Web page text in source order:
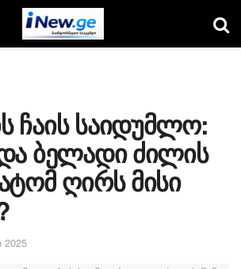
ჩაის საიდუმლო:
ბელადი ძილის
ღირს მისი
2025